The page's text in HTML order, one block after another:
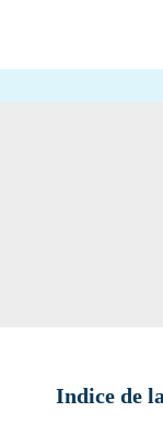
Indice de